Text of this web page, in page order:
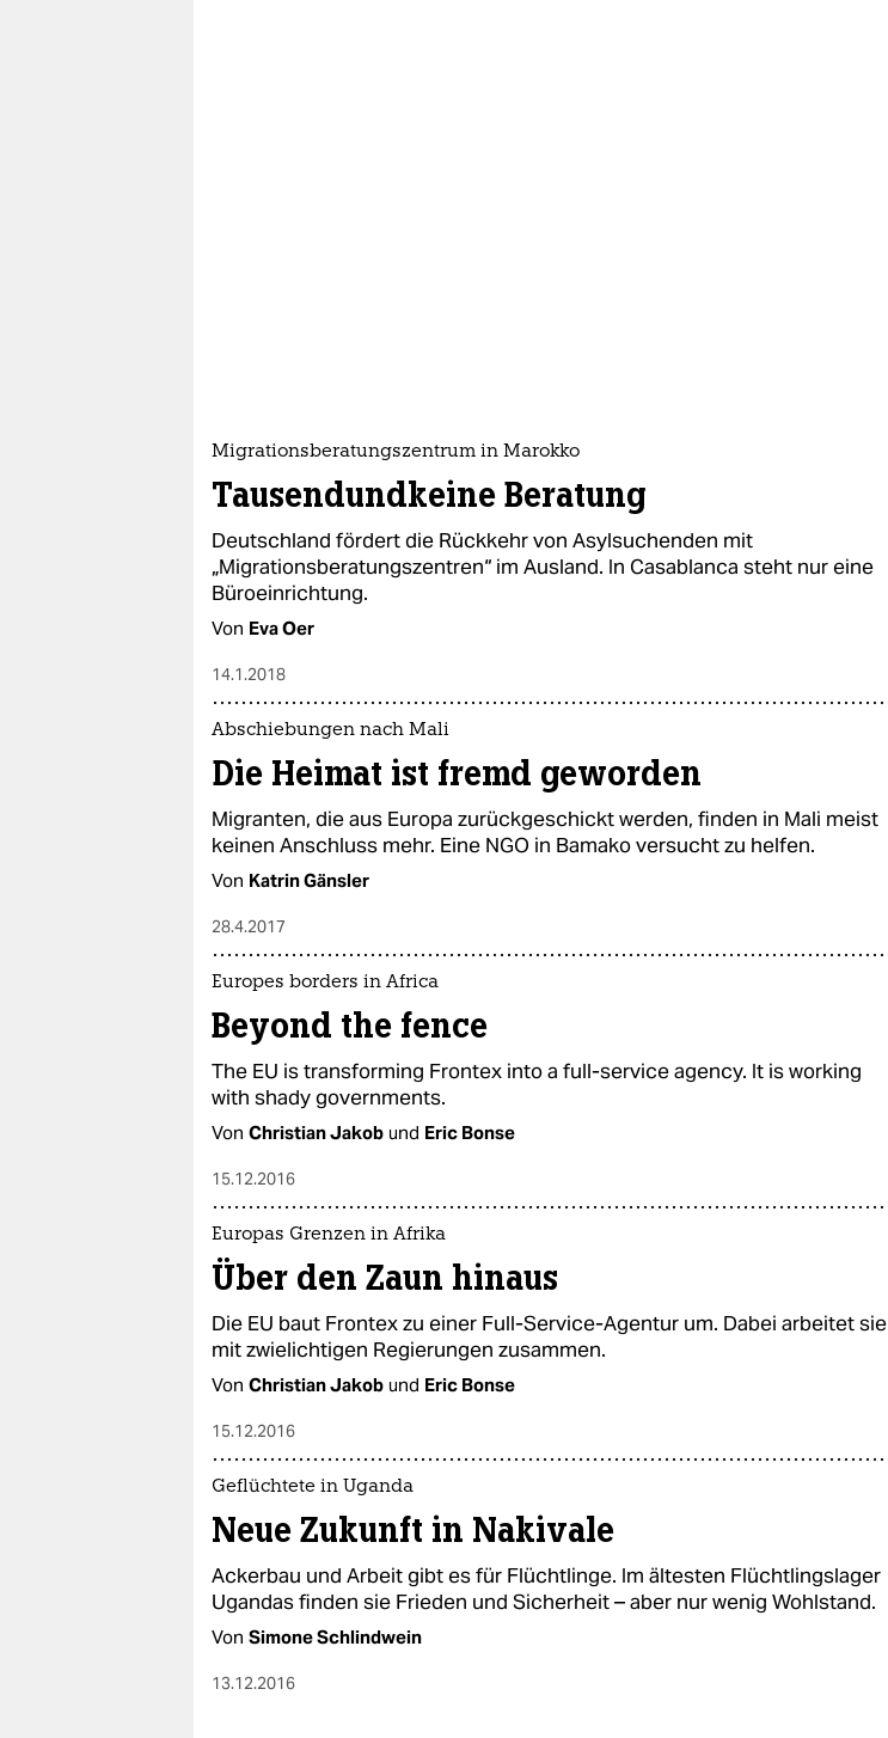
Migrationsberatungszentrum in Marokko
Tausendundkeine Beratung
Deutschland fördert die Rückkehr von Asylsuchenden mit
„Migrationsberatungszentren“ im Ausland. In Casablanca steht nur eine
Büroeinrichtung.
Von Eva Oer
14.1.2018
Abschiebungen nach Mali
Die Heimat ist fremd geworden
Migranten, die aus Europa zurückgeschickt werden, finden in Mali meist
keinen Anschluss mehr. Eine NGO in Bamako versucht zu helfen.
Von Katrin Gänsler
28.4.2017
Europes borders in Africa
Beyond the fence
The EU is transforming Frontex into a full-service agency. It is working
with shady governments.
Von Christian Jakob und Eric Bonse
15.12.2016
Europas Grenzen in Afrika
Über den Zaun hinaus
Die EU baut Frontex zu einer Full-Service-Agentur um. Dabei arbeitet sie
mit zwielichtigen Regierungen zusammen.
Von Christian Jakob und Eric Bonse
15.12.2016
Geflüchtete in Uganda
Neue Zukunft in Nakivale
Ackerbau und Arbeit gibt es für Flüchtlinge. Im ältesten Flüchtlingslager
Ugandas finden sie Frieden und Sicherheit – aber nur wenig Wohlstand.
Von Simone Schlindwein
13.12.2016